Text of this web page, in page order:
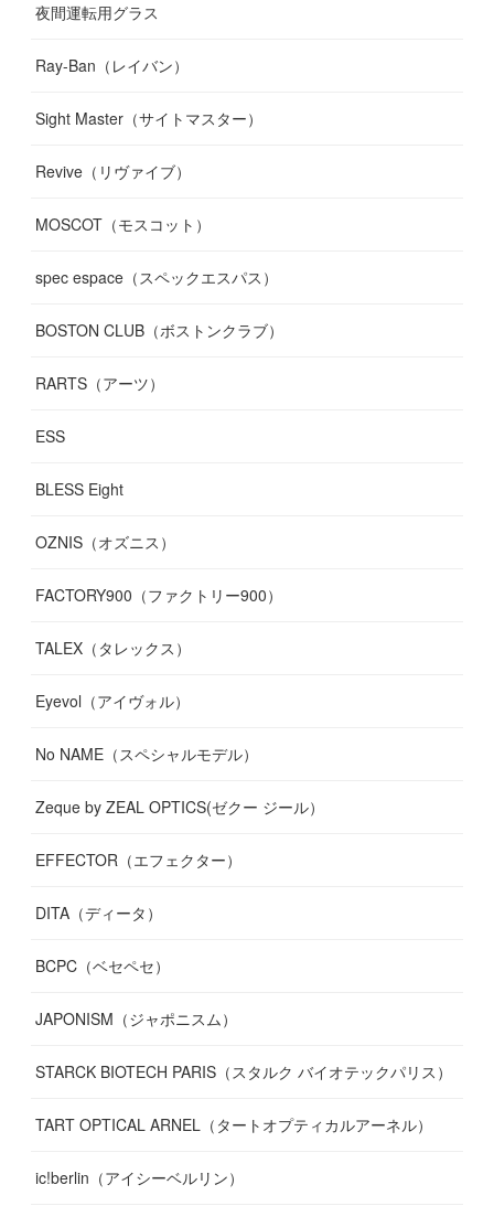
夜間運転用グラス
Ray-Ban（レイバン）
Sight Master（サイトマスター）
Revive（リヴァイブ）
MOSCOT（モスコット）
spec espace（スペックエスパス）
BOSTON CLUB（ボストンクラブ）
RARTS（アーツ）
ESS
BLESS Eight
OZNIS（オズニス）
FACTORY900（ファクトリー900）
TALEX（タレックス）
Eyevol（アイヴォル）
No NAME（スペシャルモデル）
Zeque by ZEAL OPTICS(ゼクー ジール）
EFFECTOR（エフェクター）
DITA（ディータ）
BCPC（ベセペセ）
JAPONISM（ジャポニスム）
STARCK BIOTECH PARIS（スタルク バイオテックパリス）
TART OPTICAL ARNEL（タートオプティカルアーネル）
ic!berlin（アイシーベルリン）